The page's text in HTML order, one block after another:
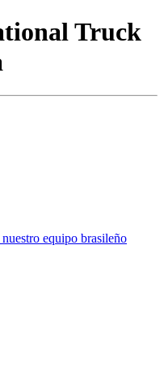
Truck
equipo brasileño